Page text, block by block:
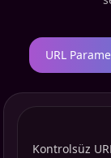
URL
Kontrolsüz